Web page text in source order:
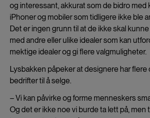
og interessant, akkurat som de bidro med
iPhoner og mobiler som tidligere ikke ble
Det er ingen grunn til at de ikke skal
med andre eller ulike idealer som kan
mektige idealer og gi flere valgmuligheter.
Lysbakken påpeker at designere har flere
bedrifter til å selge.
– Vi kan påvirke og forme menneskers
Og det er ikke noe vi burde ta lett på,